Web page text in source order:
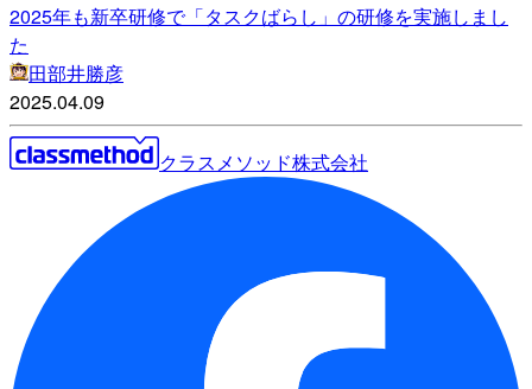
2025年も新卒研修で「タスクばらし」の研修を実施しまし
た
田部井勝彦
2025.04.09
クラスメソッド株式会社